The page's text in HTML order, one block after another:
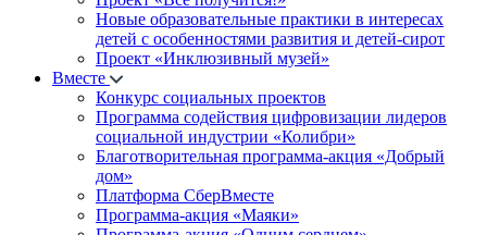
Новые образовательные практики в интересах
детей с особенностями развития и детей-сирот
Проект «Инклюзивный музей»
Вместе
Конкурс социальных проектов
Программа содействия цифровизации лидеров
социальной индустрии «Колибри»
Благотворительная программа-акция «Добрый
дом»
Платформа СберВместе
Программа-акция «Маяки»